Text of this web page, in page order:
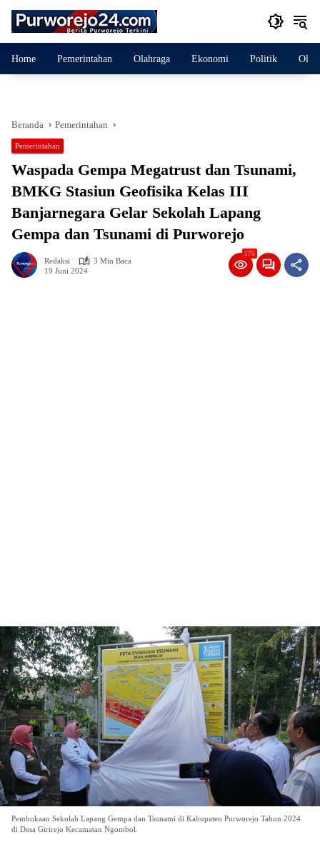
Home Pemerintahan Olahraga Ekonomi Politik Olah
Beranda Pemerintahan
Pemerintahan
Waspada Gempa Megatrust dan Tsunami,
BMKG Stasiun Geofisika Kelas III
Banjarnegara Gelar Sekolah Lapang
Gempa dan Tsunami di Purworejo
Redaksi
3 Min Baca
19 Juni 2024
175
Pembukaan Sekolah Lapang Gempa dan Tsunami di Kabupaten Purworejo Tahun 2024
di Desa Girirejo Kecamatan Ngombol.